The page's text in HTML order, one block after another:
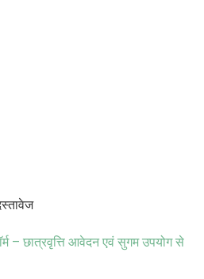
– छात्रवृत्ति आवेदन एवं सुगम उपयोग से